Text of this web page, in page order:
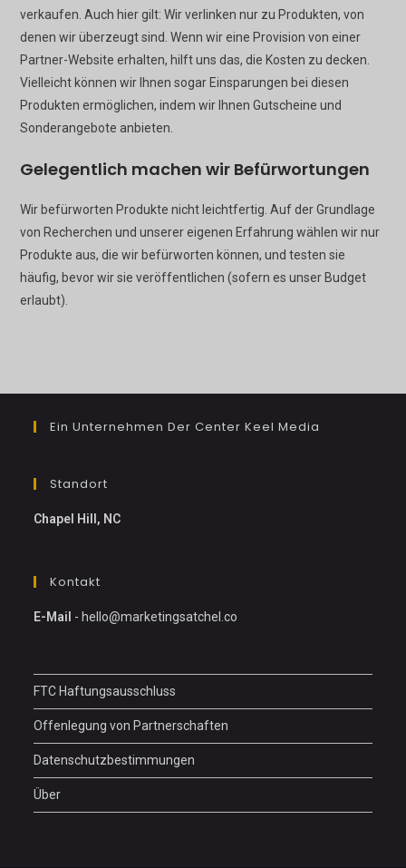
verkaufen. Auch hier gilt: Wir verlinken nur zu Produkten, von
denen wir überzeugt sind. Wenn wir eine Provision von einer
Partner-Website erhalten, hilft uns das, die Kosten zu decken.
Vielleicht können wir Ihnen sogar Einsparungen bei diesen
Produkten ermöglichen, indem wir Ihnen Gutscheine und
Sonderangebote anbieten.
Gelegentlich machen wir Befürwortungen
Wir befürworten Produkte nicht leichtfertig. Auf der Grundlage
von Recherchen und unserer eigenen Erfahrung wählen wir nur
Produkte aus, die wir befürworten können, und testen sie
häufig, bevor wir sie veröffentlichen (sofern es unser Budget
erlaubt).
Ein Unternehmen Der Center Keel Media
Standort
Chapel Hill, NC
Kontakt
E-Mail - hello@marketingsatchel.co
FTC Haftungsausschluss
Offenlegung von Partnerschaften
Datenschutzbestimmungen
Über